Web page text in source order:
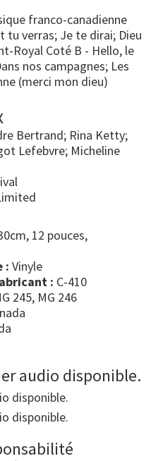
franco-canadienne
tu verras; Je te dirai; Dieu
Royal Coté B - Hello, le
nos campagnes; Les
(merci mon dieu)
Bertrand; Rina Ketty;
Lefebvre; Micheline
12 pouces,
: Vinyle
: C-410
245, MG 246
audio disponible.
disponible.
disponible.